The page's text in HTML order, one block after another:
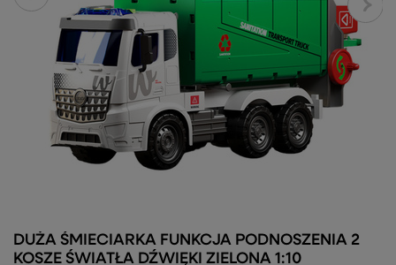
DUŻA ŚMIECIARKA FUNKCJA PODNOSZENIA 2
KOSZE ŚWIATŁA DŹWIĘKI ZIELONA 1:10